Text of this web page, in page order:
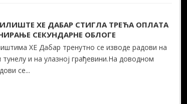
ХЕ ДАБАР СТИГЛА ТРЕЋА ОПЛАТА
СЕКУНДАРНЕ ОБЛОГЕ
ХЕ Дабар тренутно се изводе радови на
и на улазној грађевини.На доводном
се...